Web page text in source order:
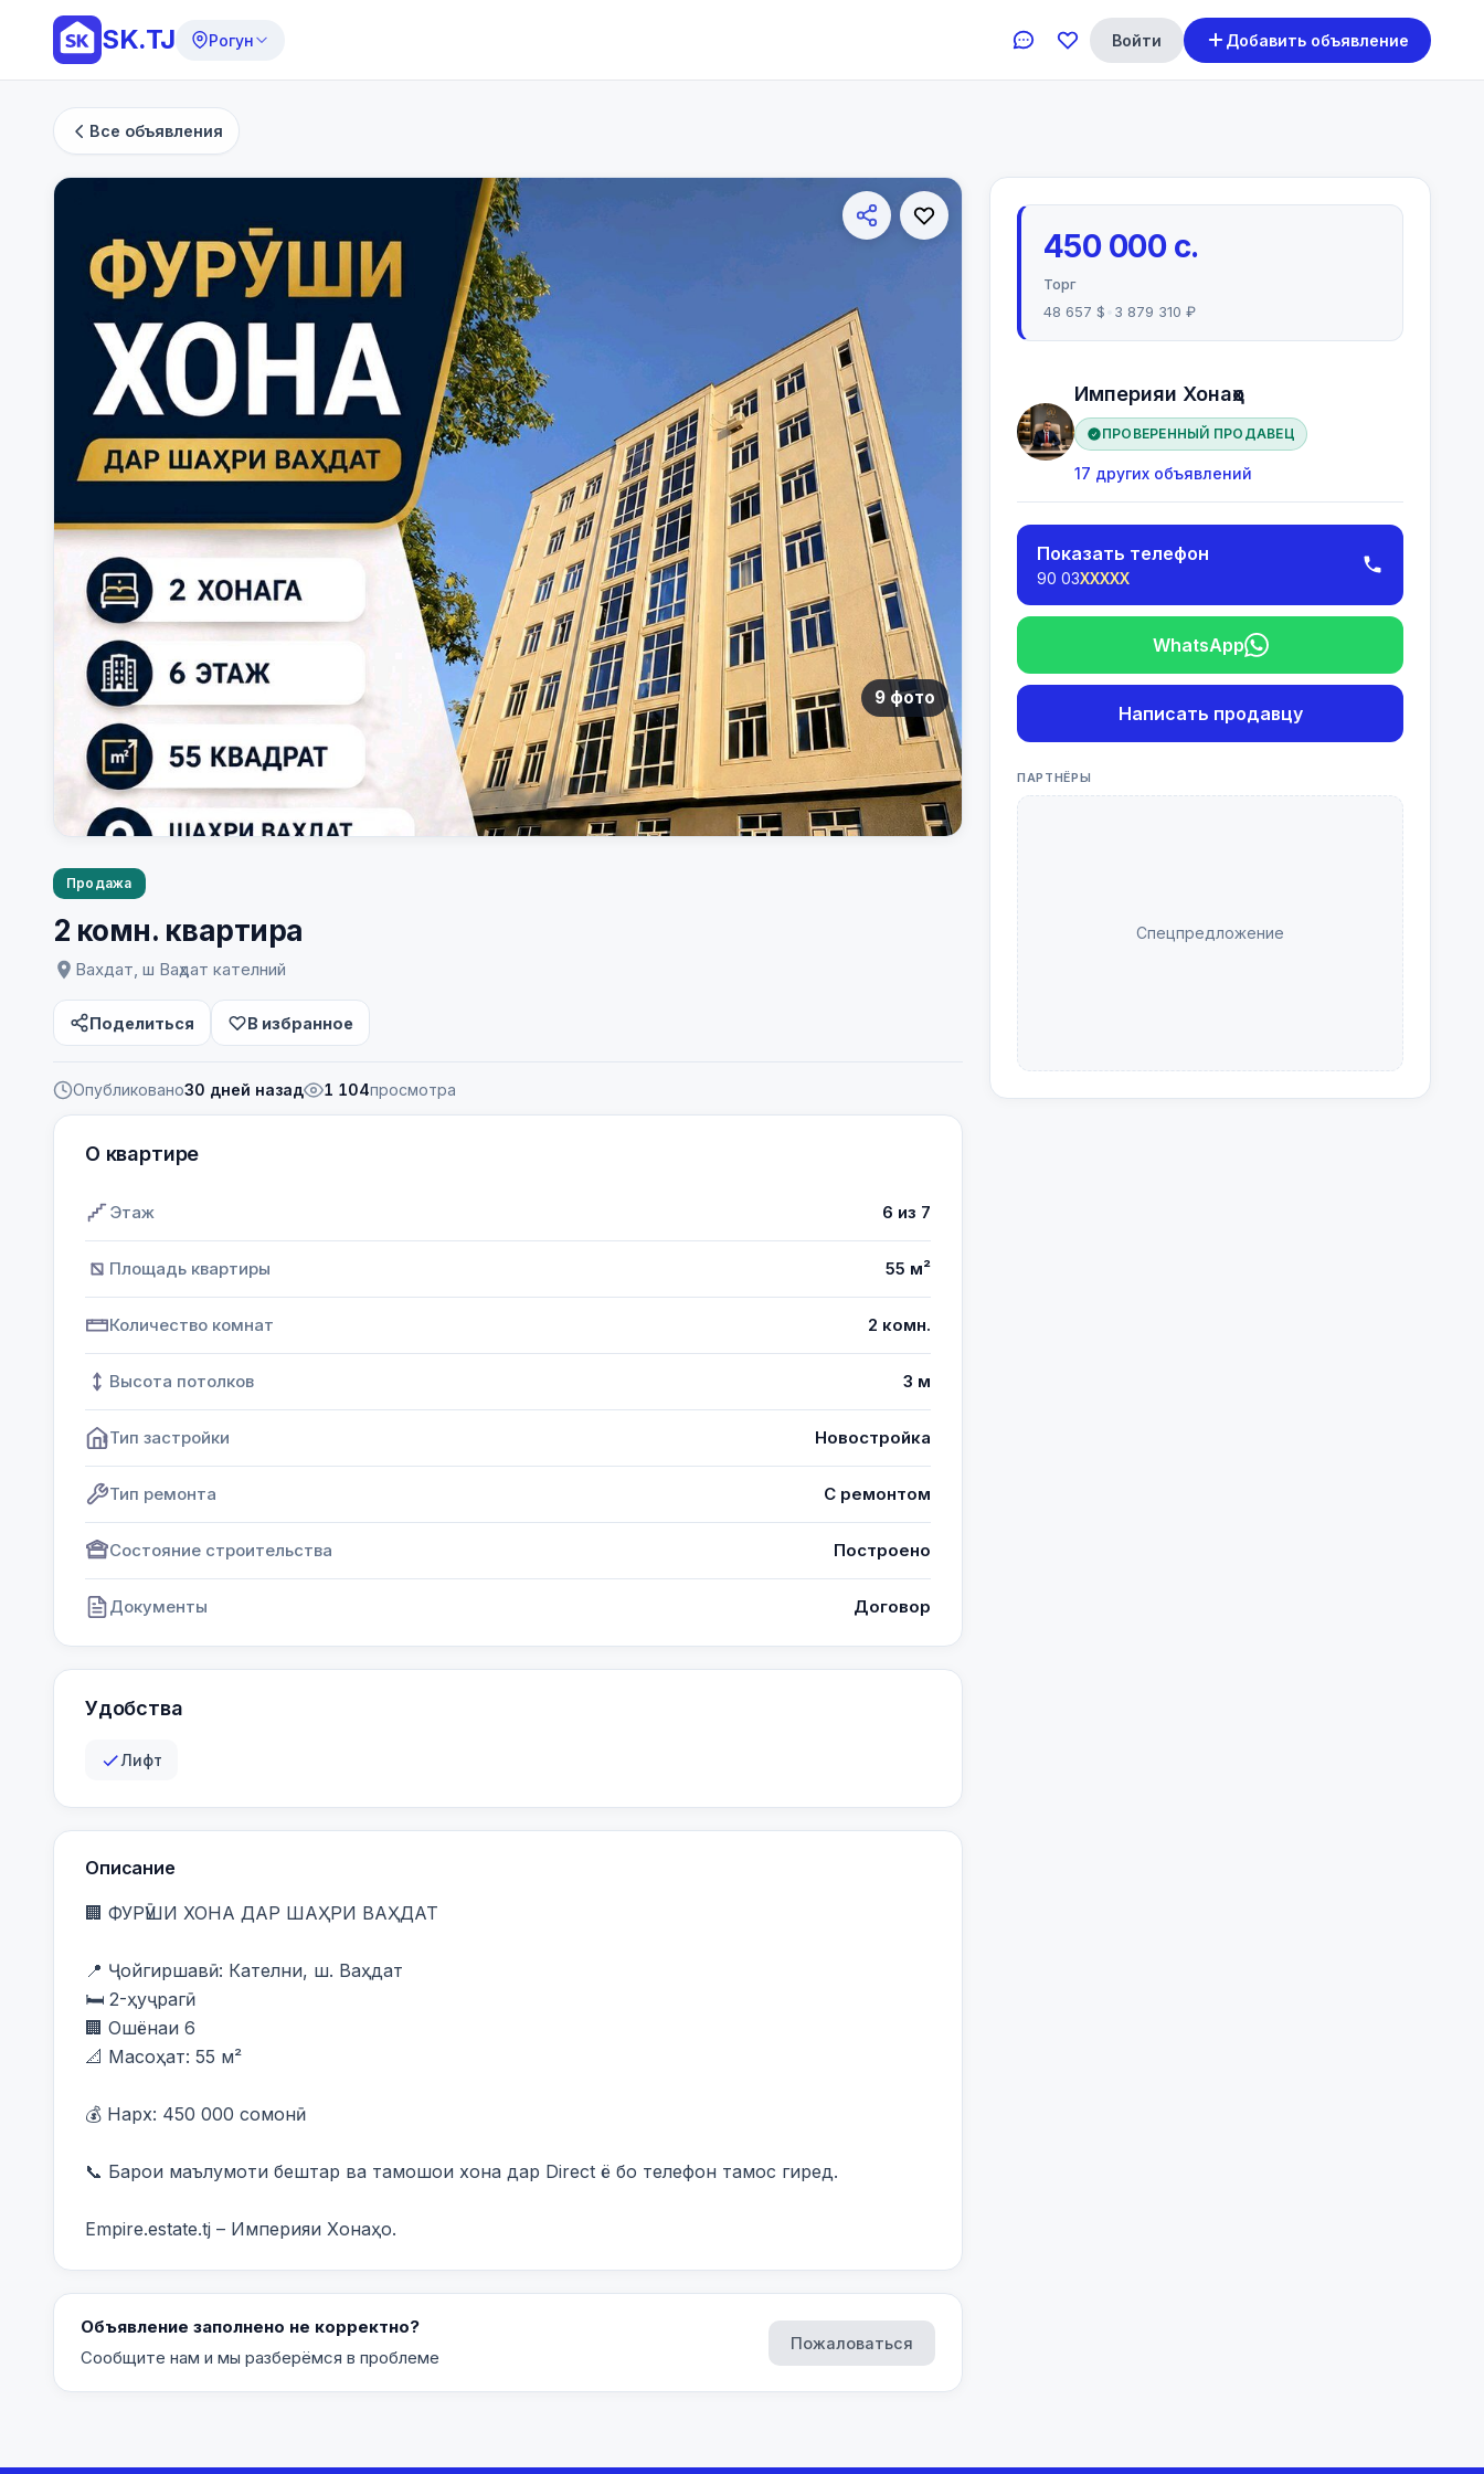
SK.TJ Рогун Войти Добавить объявление
Все объявления
9 фото
Продажа
2 комн. квартира
Вахдат, ш Ваҳдат кателний
Поделиться В избранное
Опубликовано30 дней назад 1 104просмотра
О квартире
Этаж 6 из 7
Площадь квартиры 55 м²
Количество комнат 2 комн.
Высота потолков 3 м
Тип застройки Новостройка
Тип ремонта С ремонтом
Состояние строительства Построено
Документы Договор
Удобства
Лифт
Описание
🏢 ФУРӮШИ ХОНА ДАР ШАҲРИ ВАҲДАТ
📍 Ҷойгиршавӣ: Кателни, ш. Ваҳдат
🛏️ 2-ҳуҷрагӣ
🏢 Ошёнаи 6
📐 Масоҳат: 55 м²
💰 Нарх: 450 000 сомонӣ
📞 Барои маълумоти бештар ва тамошои хона дар Direct ё бо телефон тамос гиред.
Empire.estate.tj – Империяи Хонаҳо.
Объявление заполнено не корректно?
Сообщите нам и мы разберёмся в проблеме
Пожаловаться
450 000 с.
Торг
48 657 $
3 879 310 ₽
Империяи Хонаҳо
ПРОВЕРЕННЫЙ ПРОДАВЕЦ
17 других объявлений
Показать телефон
90 03XXXXX
WhatsApp
Написать продавцу
ПАРТНЁРЫ
Спецпредложение